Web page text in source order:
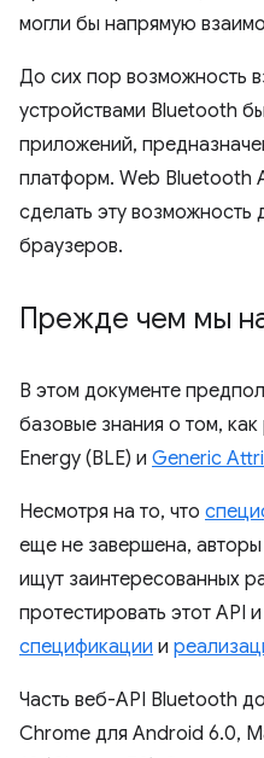
могли бы напрямую
До сих пор возможность
устройствами Bluetooth
приложений,
платформ. Web Bluetooth
сделать эту возможность
браузеров.
Прежде чем мы
В этом документе
базовые знания о том,
Energy (BLE) и Generic
Несмотря на то, что
еще не завершена,
ищут заинтересованных
протестировать этот API
спецификации и
Часть веб-API Bluetooth
Chrome для Android 6.0,